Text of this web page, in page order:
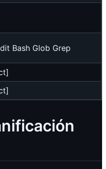
Bash Glob Grep